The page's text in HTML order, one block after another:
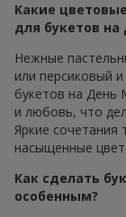
Какие
для букетов
Нежные
или персиковый
букетов на День
и любовь, что
Яркие
насыщенные
Как сделать
особенным?